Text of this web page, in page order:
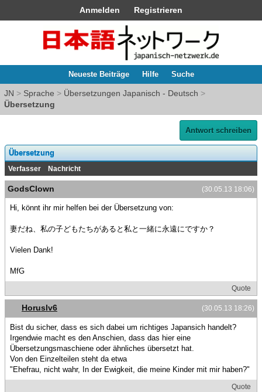
Anmelden Registrieren
Neueste Beiträge Hilfe Suche
JN > Sprache > Übersetzungen Japanisch - Deutsch >
Übersetzung
Antwort schreiben
Übersetzung
Verfasser Nachricht
(30.05.13 18:06)
GodsClown
Hi, könnt ihr mir helfen bei der Übersetzung von:
妻だね、私の子どもたちがあると私と一緒に永遠にですか？
Vielen Dank!
MfG
Quote
(30.05.13 18:26)
Horuslv6
Bist du sicher, dass es sich dabei um richtiges Japansich handelt?
Irgendwie macht es den Anschien, dass das hier eine
Übersetzungsmaschiene oder ähnliches übersetzt hat.
Von den Einzelteilen steht da etwa
"Ehefrau, nicht wahr, In der Ewigkeit, die meine Kinder mit mir haben?"
Quote